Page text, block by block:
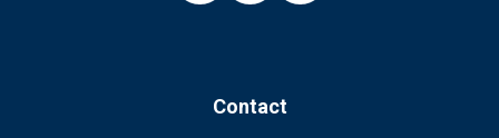
Contact